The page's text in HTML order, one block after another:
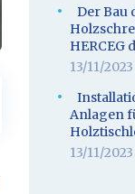
Der Bau
HERCEG
13/11/2023
Anlagen
13/11/2023